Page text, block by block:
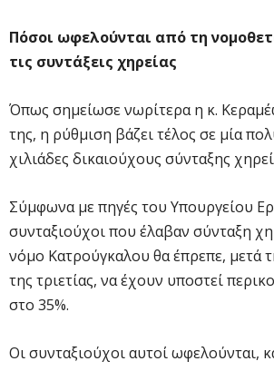
Πόσοι ωφελούνται από τη
τις συντάξεις χηρείας
Όπως σημείωσε νωρίτερα η κ.
της, η ρύθμιση βάζει τέλος σε μία
χιλιάδες δικαιούχους σύνταξης
Σύμφωνα με πηγές του Υπουργείου
συνταξιούχοι που έλαβαν σύνταξη
νόμο Κατρούγκαλου θα έπρεπε, μετά
της τριετίας, να έχουν υποστεί
στο 35%.
Οι συνταξιούχοι αυτοί ωφελούνται,